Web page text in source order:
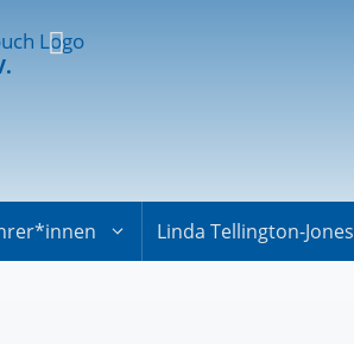
Linda Tellington-Jones